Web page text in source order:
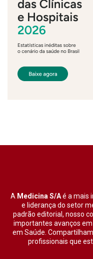
A Medicina S/Aé a mais
e liderança do setor
padrão editorial, nosso
importantes avanços
em Saúde.
profissionais que